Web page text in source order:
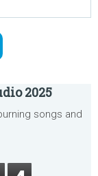
2025
songs and